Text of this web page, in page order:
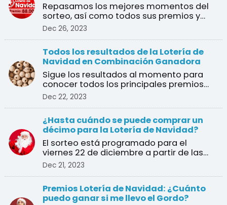
Repasamos los mejores momentos del
sorteo, así como todos sus premios y
ganadores
Dec 26, 2023
Todos los resultados de la Lotería de
Navidad en Combinación Ganadora
Sigue los resultados al momento para
conocer todos los principales premios
del sorteo de Navidad
Dec 22, 2023
¿Hasta cuándo se puede comprar un
décimo para la Lotería de Navidad?
El sorteo está programado para el
viernes 22 de diciembre a partir de las
Dec 21, 2023
Premios Lotería de Navidad: ¿Cuánto
puedo ganar si me llevo el Gordo?